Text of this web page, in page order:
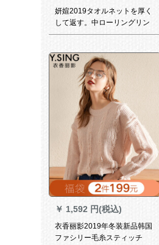
妍媗2019タオルネットを厚く
して返す。中ローリングリン
グチェックのストレープグル
Tシーザーをプロにします。)
￥ 1,592 円(税込)
衣香丽影2019年冬装新品韩国
ファシリー毛糸スティッチ